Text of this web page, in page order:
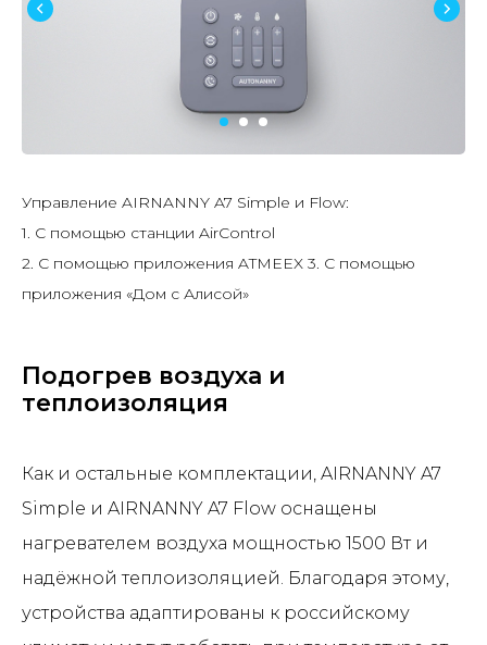
Управление AIRNANNY A7 Simple и Flow:
1. С помощью станции AirControl
2. С помощью приложения ATMEEX 3. С помощью
приложения «Дом с Алисой»
Подогрев воздуха и
теплоизоляция
Как и остальные комплектации, AIRNANNY A7
Simple и AIRNANNY A7 Flow оснащены
нагревателем воздуха мощностью 1500 Вт и
надёжной теплоизоляцией. Благодаря этому,
устройства адаптированы к российскому